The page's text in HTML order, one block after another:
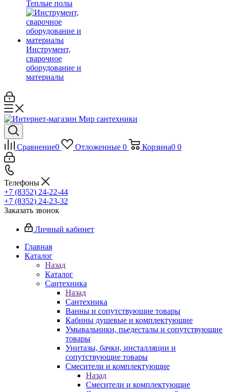
Теплые полы
Инструмент,
сварочное
оборудование и
материалы
Сравнение0 Отложенные 0 Корзина0 0
Телефоны
+7 (8352) 24-22-44
+7 (8352) 24-23-32
Заказать звонок
Личный кабинет
Главная
Каталог
Назад
Каталог
Сантехника
Назад
Сантехника
Ванны и сопутствующие товары
Кабины душевые и комплектующие
Умывальники, пьедесталы и сопутствующие
товары
Унитазы, бачки, инсталляции и
сопутствующие товары
Смесители и комплектующие
Назад
Смесители и комплектующие